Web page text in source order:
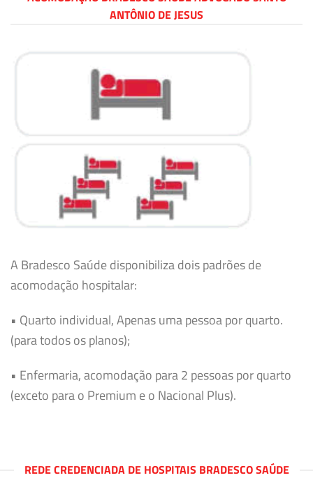
ANTÔNIO DE JESUS
A Bradesco Saúde disponibiliza dois padrões de
acomodação hospitalar:
• Quarto individual, Apenas uma pessoa por quarto.
(para todos os planos);
• Enfermaria, acomodação para 2 pessoas por quarto
(exceto para o Premium e o Nacional Plus).
REDE CREDENCIADA DE HOSPITAIS BRADESCO SAÚDE